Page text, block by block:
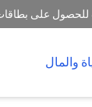
على بطاقات
والمال